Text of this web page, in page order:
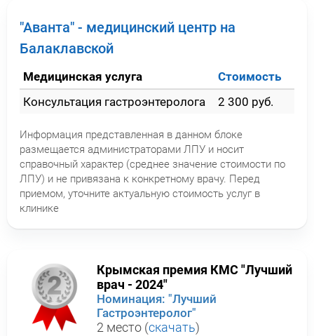
"Аванта" - медицинский центр на
Балаклавской
Медицинская услуга
Стоимость
Консультация гастроэнтеролога
2 300 руб.
Информация представленная в данном блоке
размещается администраторами ЛПУ и носит
справочный характер (среднее значение стоимости по
ЛПУ) и не привязана к конкретному врачу. Перед
приемом, уточните актуальную стоимость услуг в
клинике
Крымская премия КМС "Лучший
врач - 2024"
Номинация: "Лучший
Гастроэнтеролог"
2 место (скачать)